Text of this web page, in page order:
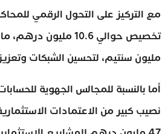
مع التركيز على التحول الرقمي
مليون سنتيم، لتحسين الشبكات
أما بالنسبة للمجالس الجهوية
نصيب كبير من الاعتمادات